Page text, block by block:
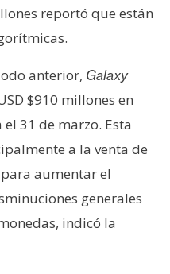
reportó que están
anterior, Galaxy
$910 millones en
31 de marzo. Esta
a la venta de
aumentar el
generales
indicó la